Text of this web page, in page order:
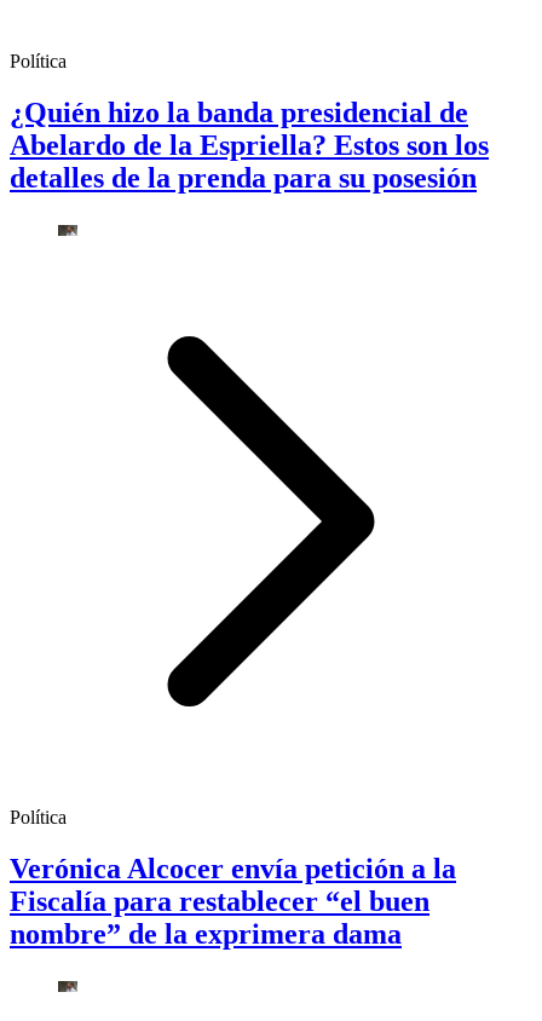
Política
¿Quién hizo la banda presidencial de
Abelardo de la Espriella? Estos son los
detalles de la prenda para su posesión
Política
Verónica Alcocer envía petición a la
Fiscalía para restablecer “el buen
nombre” de la exprimera dama